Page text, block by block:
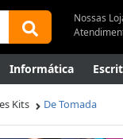
Nossas
Informática
Rede
Luxo
Outlet
Kits De Tomada